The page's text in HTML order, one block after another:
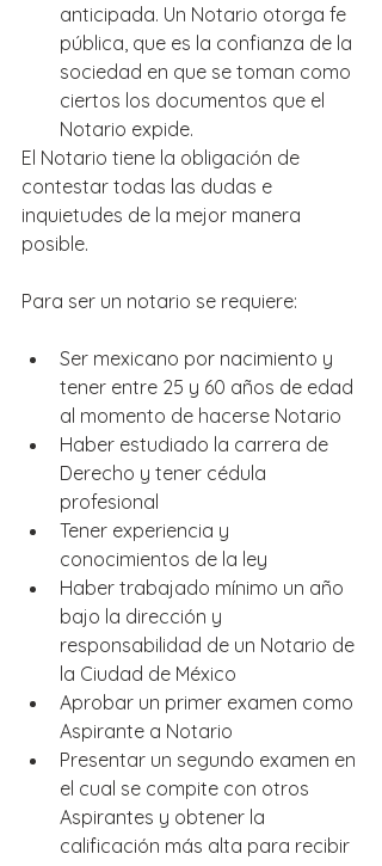
anticipada. Un Notario otorga fe
pública, que es la confianza de la
sociedad en que se toman como
ciertos los documentos que el
Notario expide.
El Notario tiene la obligación de
contestar todas las dudas e
inquietudes de la mejor manera
posible.
Para ser un notario se requiere:
Ser mexicano por nacimiento y
tener entre 25 y 60 años de edad
al momento de hacerse Notario
Haber estudiado la carrera de
Derecho y tener cédula
profesional
Tener experiencia y
conocimientos de la ley
Haber trabajado mínimo un año
bajo la dirección y
responsabilidad de un Notario de
la Ciudad de México
Aprobar un primer examen como
Aspirante a Notario
Presentar un segundo examen en
el cual se compite con otros
Aspirantes y obtener la
calificación más alta para recibir